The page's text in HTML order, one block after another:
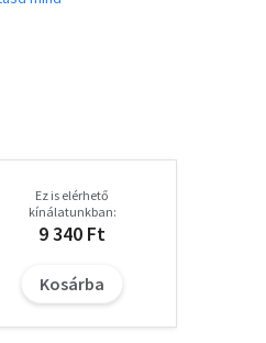
Ez is elérhető
kínálatunkban:
9 340 Ft
Kosárba